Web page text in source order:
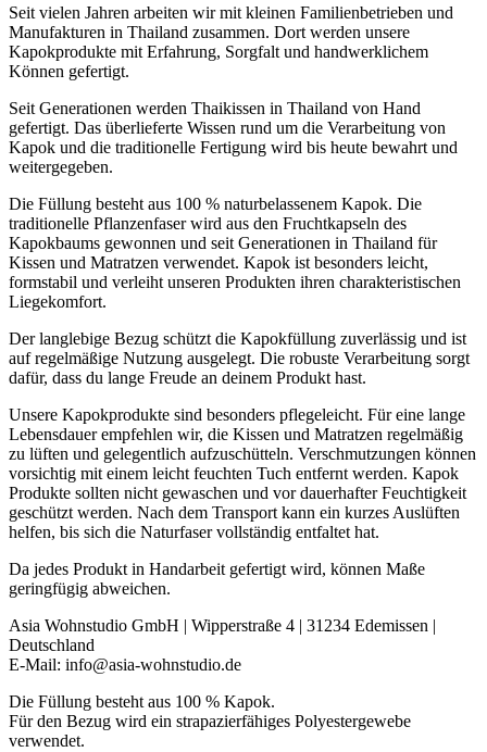
Seit vielen Jahren arbeiten wir mit kleinen Familienbetrieben und
Manufakturen in Thailand zusammen. Dort werden unsere
Kapokprodukte mit Erfahrung, Sorgfalt und handwerklichem
Können gefertigt.
Seit Generationen werden Thaikissen in Thailand von Hand
gefertigt. Das überlieferte Wissen rund um die Verarbeitung von
Kapok und die traditionelle Fertigung wird bis heute bewahrt und
weitergegeben.
Die Füllung besteht aus 100 % naturbelassenem Kapok. Die
traditionelle Pflanzenfaser wird aus den Fruchtkapseln des
Kapokbaums gewonnen und seit Generationen in Thailand für
Kissen und Matratzen verwendet. Kapok ist besonders leicht,
formstabil und verleiht unseren Produkten ihren charakteristischen
Liegekomfort.
Der langlebige Bezug schützt die Kapokfüllung zuverlässig und ist
auf regelmäßige Nutzung ausgelegt. Die robuste Verarbeitung sorgt
dafür, dass du lange Freude an deinem Produkt hast.
Unsere Kapokprodukte sind besonders pflegeleicht. Für eine lange
Lebensdauer empfehlen wir, die Kissen und Matratzen regelmäßig
zu lüften und gelegentlich aufzuschütteln. Verschmutzungen können
vorsichtig mit einem leicht feuchten Tuch entfernt werden. Kapok
Produkte sollten nicht gewaschen und vor dauerhafter Feuchtigkeit
geschützt werden. Nach dem Transport kann ein kurzes Auslüften
helfen, bis sich die Naturfaser vollständig entfaltet hat.
Da jedes Produkt in Handarbeit gefertigt wird, können Maße
geringfügig abweichen.
Asia Wohnstudio GmbH | Wipperstraße 4 | 31234 Edemissen |
Deutschland
E-Mail: info@asia-wohnstudio.de
Die Füllung besteht aus 100 % Kapok.
Für den Bezug wird ein strapazierfähiges Polyestergewebe
verwendet.